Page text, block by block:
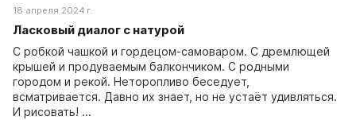
18 апреля 2024 г.
Ласковый диалог с натурой
С робкой чашкой и гордецом-самоваром. С дремлющей
крышей и продуваемым балкончиком. С родными
городом и рекой. Неторопливо беседует,
всматривается. Давно их знает, но не устаёт удивляться.
И рисовать! ...